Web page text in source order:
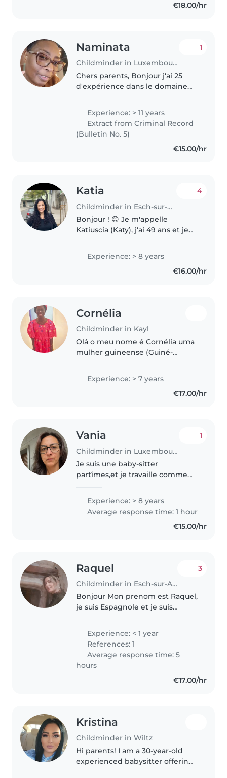
€18.00/hr
Naminata
Childminder in Luxembourg
1
Chers parents, Bonjour j'ai 25
d'expérience dans le domaine
l'accompagnement des publics
fragilisés, je suis dynamique et
investie je serais ravie de
travailler..
Experience: > 11 years
Extract from Criminal Record
(Bulletin No. 5)
€15.00/hr
Katia
Childminder in Esch-sur-Alzette
4
Bonjour ! 😊 Je m'appelle
Katiuscia (Katy), j'ai 49 ans et je
responsable et très
attentionnée. Je suis nounou
avec de l'expérience auprès
Experience: > 8 years
€16.00/hr
Cornélia
Childminder in Kayl
Olá o meu nome é Cornélia uma
mulher guineense (Guiné-
menino e uma menina e avó de
uma menina linda. Tenho 58
anos mas apesar de tudo, ainda
Experience: > 7 years
€17.00/hr
Vania
Childminder in Luxembourg
1
Je suis une baby-sitter
partîmes,et je travaille comme
bilingue français-italien. J'ai 8
années d'expérience dans la
Experience: > 8 years
Average response time: 1 hour
€15.00/hr
Raquel
Childminder in Esch-sur-Alzette
3
Bonjour Mon prenom est Raquel,
je suis Espagnole et je suis
enfants. J'ai passé mes stages
des études à la Garderie, Crèche
et Centre d'études de la..
Experience: < 1 year
References: 1
Average response time: 5
hours
€17.00/hr
Kristina
Childminder in Wiltz
Hi parents! I am a 30-year-old
experienced babysitter offering